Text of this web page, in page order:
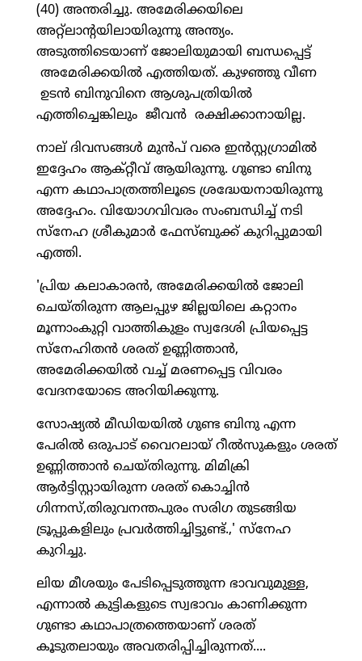
(40) അന്തരിച്ചു. അമേരിക്കയിലെ
അറ്റ്‌ലാന്റയിലായിരുന്നു അന്ത്യം.
അടുത്തിടെയാണ് ജോലിയുമായി ബന്ധപ്പെട്ട്
അമേരിക്കയില്‍ എത്തിയത്. കുഴഞ്ഞു വീണ
ഉടന്‍ ബിനുവിനെ ആശുപത്രിയില്‍
എത്തിച്ചെങ്കിലും ജീവന്‍ രക്ഷിക്കാനായില്ല.
നാല് ദിവസങ്ങള്‍ മുന്‍പ് വരെ ഇന്‍സ്റ്റഗ്രാമില്‍
ഇദ്ദേഹം ആക്റ്റീവ് ആയിരുന്നു. ഗുണ്ടാ ബിനു
എന്ന കഥാപാത്രത്തിലൂടെ ശ്രദ്ധേയനായിരുന്നു
അദ്ദേഹം. വിയോഗവിവരം സംബന്ധിച്ച് നടി
സ്‌നേഹ ശ്രീകുമാര്‍ ഫേസ്ബുക്ക് കുറിപ്പുമായി
എത്തി.
'പ്രിയ കലാകാരന്‍, അമേരിക്കയില്‍ ജോലി
ചെയ്തിരുന്ന ആലപ്പുഴ ജില്ലയിലെ കറ്റാനം
മൂന്നാംകുറ്റി വാത്തികുളം സ്വദേശി പ്രിയപ്പെട്ട
സ്‌നേഹിതന്‍ ശരത് ഉണ്ണിത്താന്‍,
അമേരിക്കയില്‍ വച്ച് മരണപ്പെട്ട വിവരം
വേദനയോടെ അറിയിക്കുന്നു.
സോഷ്യല്‍ മീഡിയയില്‍ ഗുണ്ട ബിനു എന്ന
പേരില്‍ ഒരുപാട് വൈറലായ് റീല്‍സുകളും ശരത്
ഉണ്ണിത്താന്‍ ചെയ്തിരുന്നു. മിമിക്രി
ആര്‍ട്ടിസ്റ്റായിരുന്ന ശരത് കൊച്ചിന്‍
ഗിന്നസ്,തിരുവനന്തപുരം സരിഗ തുടങ്ങിയ
ട്രൂപ്പുകളിലും പ്രവര്‍ത്തിച്ചിട്ടുണ്ട്.,' സ്‌നേഹ
കുറിച്ചു.
ലിയ മീശയും പേടിപ്പെടുത്തുന്ന ഭാവവുമുള്ള,
എന്നാല്‍ കുട്ടികളുടെ സ്വഭാവം കാണിക്കുന്ന
ഗുണ്ടാ കഥാപാത്രത്തെയാണ് ശരത്
കൂടുതലായും അവതരിപ്പിച്ചിരുന്നത്....